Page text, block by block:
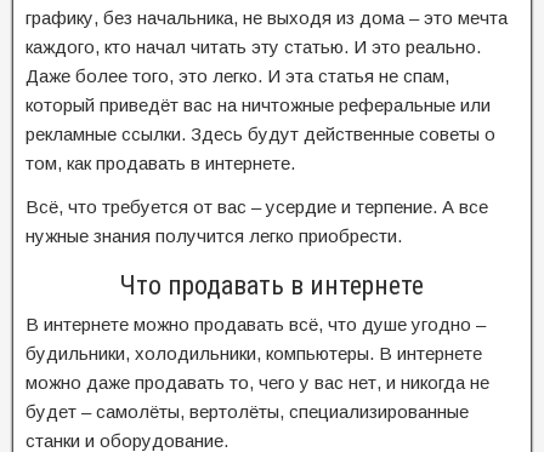
графику, без начальника, не выходя из дома – это мечта
каждого, кто начал читать эту статью. И это реально.
Даже более того, это легко. И эта статья не спам,
который приведёт вас на ничтожные реферальные или
рекламные ссылки. Здесь будут действенные советы о
том, как продавать в интернете.
Всё, что требуется от вас – усердие и терпение. А все
нужные знания получится легко приобрести.
Что продавать в интернете
В интернете можно продавать всё, что душе угодно –
будильники, холодильники, компьютеры. В интернете
можно даже продавать то, чего у вас нет, и никогда не
будет – самолёты, вертолёты, специализированные
станки и оборудование.